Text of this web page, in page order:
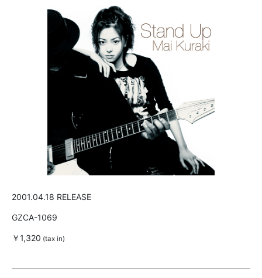
2001.04.18 RELEASE
GZCA-1069
￥1,320 (tax in)